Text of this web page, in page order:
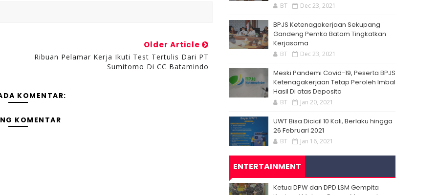
Older Article
Ribuan Pelamar Kerja Ikuti Test Tertulis Dari PT
Sumitomo Di CC Batamindo
KOMENTAR:
KOMENTAR
BT Dec 23, 2021
BPJS Ketenagakerjaan Sekupang
Gandeng Pemko Batam Tingkatkan
Kerjasama
BT Dec 23, 2021
Meski Pandemi Covid-19, Peserta BPJS
Ketenagakerjaan Tetap Peroleh Imbal
Hasil Di atas Deposito
BT Jan 20, 2021
UWT Bisa Dicicil 10 Kali, Berlaku hingga
26 Februari 2021
BT Jan 16, 2021
ENTERTAINMENT
Ketua DPW dan DPD LSM Gempita